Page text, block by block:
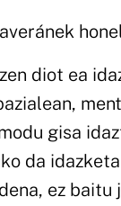
diot ea
gisa
da
ez baitu